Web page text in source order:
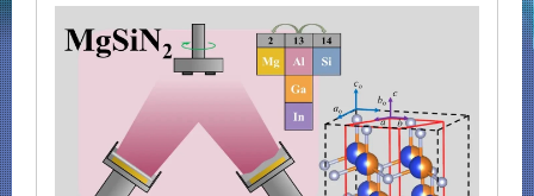
教員・研究室
Faculty and Laboratories
入学案内
Admissions